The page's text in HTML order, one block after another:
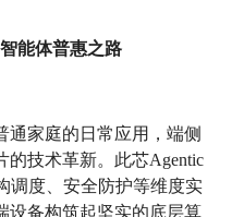
能体普惠之路
通家庭的日常应用，端侧
的技术革新。此芯Agentic
调度、安全防护等维度实
设备构筑起坚实的底层算